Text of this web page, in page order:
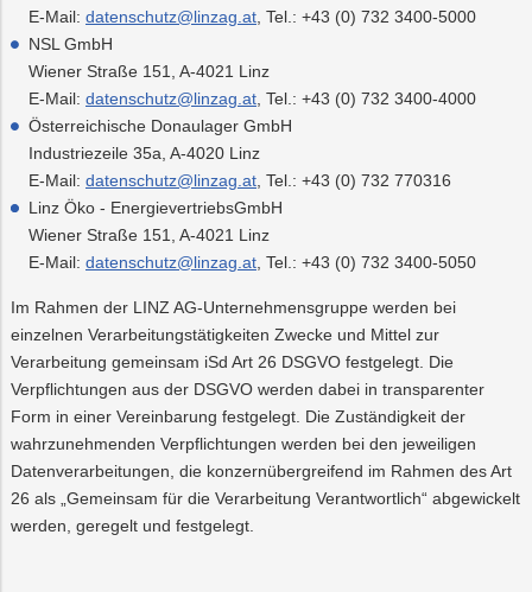
E-Mail: datenschutz@linzag.at , Tel.: +43 (0) 732 3400-5000
NSL GmbH
Wiener Straße 151, A-4021 Linz
E-Mail: datenschutz@linzag.at , Tel.: +43 (0) 732 3400-4000
Österreichische Donaulager GmbH
Industriezeile 35a, A-4020 Linz
E-Mail: datenschutz@linzag.at , Tel.: +43 (0) 732 770316
Linz Öko - EnergievertriebsGmbH
Wiener Straße 151, A-4021 Linz
E-Mail: datenschutz@linzag.at , Tel.: +43 (0) 732 3400-5050
Im Rahmen der LINZ AG-Unternehmensgruppe werden bei
einzelnen Verarbeitungstätigkeiten Zwecke und Mittel zur
Verarbeitung gemeinsam iSd Art 26 DSGVO festgelegt. Die
Verpflichtungen aus der DSGVO werden dabei in transparenter
Form in einer Vereinbarung festgelegt. Die Zuständigkeit der
wahrzunehmenden Verpflichtungen werden bei den jeweiligen
Datenverarbeitungen, die konzernübergreifend im Rahmen des Art
26 als „Gemeinsam für die Verarbeitung Verantwortlich“ abgewickelt
werden, geregelt und festgelegt.